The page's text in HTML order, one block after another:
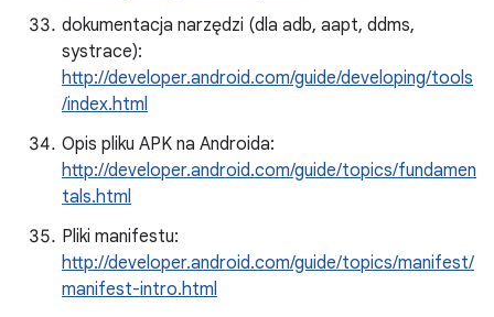
dokumentacja narzędzi (dla adb, aapt, ddms,
systrace):
http://developer.android.com/guide/developing/tools
/index.html
Opis pliku APK na Androida:
http://developer.android.com/guide/topics/fundamen
tals.html
Pliki manifestu:
http://developer.android.com/guide/topics/manifest/
manifest-intro.html